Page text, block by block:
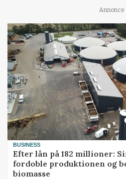
Annonce
BUSINESS
Efter lån på 182 millioner:
fordoble produktionen og
biomasse